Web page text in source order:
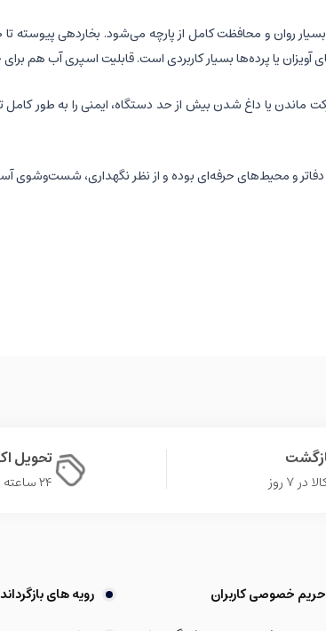
یا پرده‌ها بسیار کاربردی است. قابلیت اسپری آب هم
یا داغ شدن بیش از حد دستگاه، ایمنی را به طور
و محیط‌های حرفه‌ای بوده و از نظر نگهداری،
۷ روز
تحویل
۲۴ ساعته در تهران
حریم خصوصی کاربران
رویه های